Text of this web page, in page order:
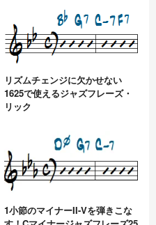
リズムチェンジに欠かせない
1625で使えるジャズフレーズ・
リック
1小節のマイナーII-Vを弾きこな